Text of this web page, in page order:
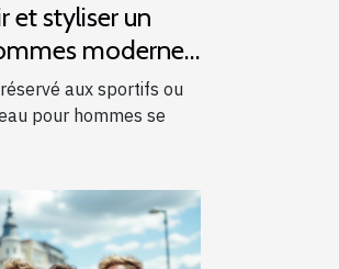
et styliser un
modernes
aux sportifs ou
pour hommes se